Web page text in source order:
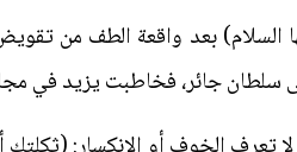
السلام) بعد واقعة الطف من
سلطان جائر، فخاطبت يزيد في